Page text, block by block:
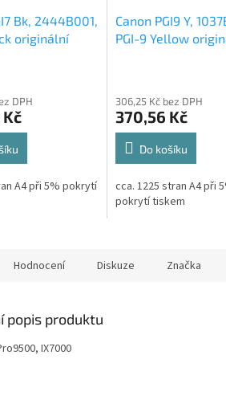
Bk, 2444B001,
originální
DPH
A4 při 5% pokrytí
Canon PGI9 Y,
PGI-9 Yellow
306,25 Kč bez DPH
370,56 Kč
Do košíku
cca. 1225 stran A4 při
pokrytí tiskem
Hodnocení Diskuze Značka
popis produktu
IX7000